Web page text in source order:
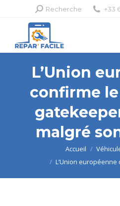
Recherche
Recherche +33
L’Union
confirme
malgré
Accueil
L’Union